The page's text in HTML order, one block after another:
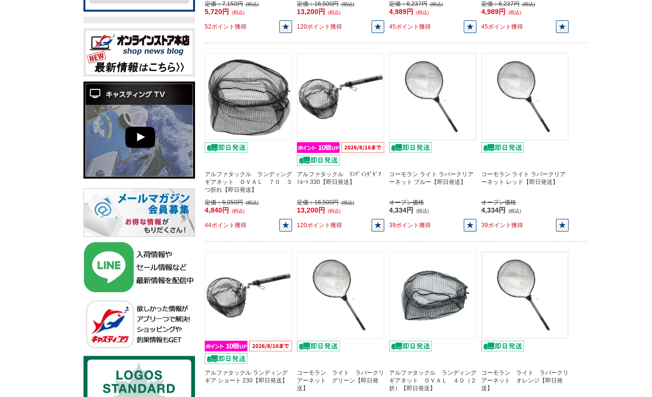
定価：7,150円 (税込)
5,720円 (税込)
52ポイント獲得
定価：16,500円 (税込)
13,200円 (税込)
120ポイント獲得
定価：6,237円 (税込)
4,989円 (税込)
45ポイント獲得
定価：6,237円 (税込)
4,989円 (税込)
45ポイント獲得
アルファタックル ランディング
ギアネット ＯＶＡＬ ７０ ３
つ折れ【即日発送】
定価：6,050円 (税込)
4,840円 (税込)
44ポイント獲得
アルファタックル ﾗﾝﾃﾞｨﾝｸﾞｷﾞｱ
ｼｮｰﾄ 330【即日発送】
定価：16,500円 (税込)
13,200円 (税込)
120ポイント獲得
コーモラン ライト ラバークリア
ーネット ブルー【即日発送】
オープン価格
4,334円 (税込)
39ポイント獲得
コーモラン ライト ラバークリア
ーネット レッド【即日発送】
オープン価格
4,334円 (税込)
39ポイント獲得
アルファタックル ランディング
ギア ショート 230【即日発送】
コーモラン ライト ラバークリ
アーネット グリーン【即日発
送】
アルファタックル ランディング
ギアネット ＯＶＡＬ ４０（２
折）【即日発送】
コーモラン ライト ラバークリ
アーネット オレンジ【即日発
送】